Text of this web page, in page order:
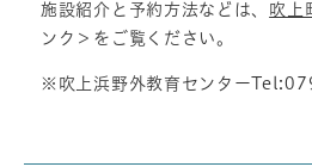
施設紹介と予約方法などは、 吹上
ンク＞ をご覧ください。
※吹上浜野外教育センター